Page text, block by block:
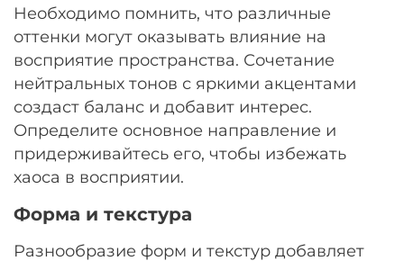
Необходимо помнить, что различные
оттенки могут оказывать влияние на
восприятие пространства. Сочетание
нейтральных тонов с яркими акцентами
создаст баланс и добавит интерес.
Определите основное направление и
придерживайтесь его, чтобы избежать
хаоса в восприятии.
Форма и текстура
Разнообразие форм и текстур добавляет